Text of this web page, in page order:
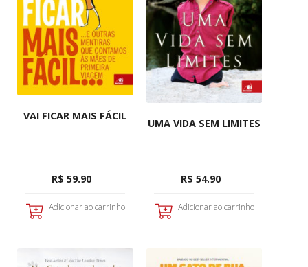
VAI FICAR MAIS FÁCIL
R$ 59.90
Adicionar ao carrinho
UMA VIDA SEM LIMITES
R$ 54.90
Adicionar ao carrinho